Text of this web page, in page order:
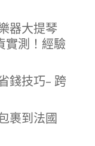
器大提琴
實測！經驗
錢技巧– 跨
裹到法國